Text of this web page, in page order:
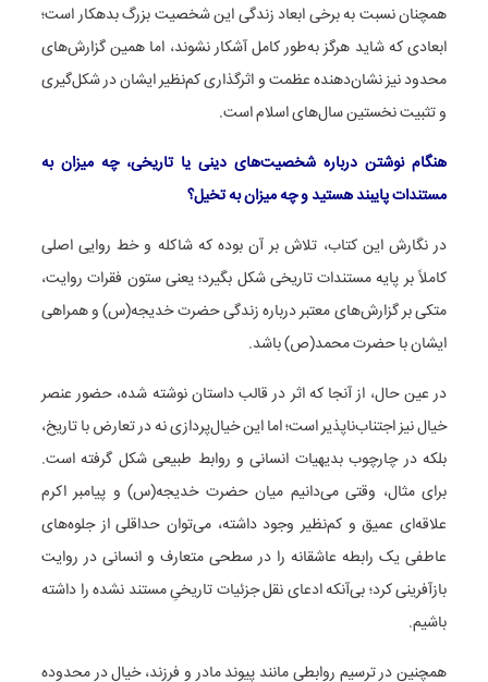
همچنان نسبت به برخی ابعاد زندگی این شخصیت بزرگ بدهکار است؛
ابعادی که شاید هرگز به‌طور کامل آشکار نشوند، اما همین گزارش‌های
محدود نیز نشان‌دهنده عظمت و اثرگذاری کم‌نظیر ایشان در شکل‌گیری
و تثبیت نخستین سال‌های اسلام است.
هنگام نوشتن درباره شخصیت‌های دینی یا تاریخی، چه میزان به
مستندات پایبند هستید و چه میزان به تخیل؟
در نگارش این کتاب، تلاش بر آن بوده که شاکله و خط روایی اصلی
کاملاً بر پایه مستندات تاریخی شکل بگیرد؛ یعنی ستون فقرات روایت،
متکی بر گزارش‌های معتبر درباره زندگی حضرت خدیجه(س) و همراهی
ایشان با حضرت محمد(ص) باشد.
در عین حال، از آنجا که اثر در قالب داستان نوشته شده، حضور عنصر
خیال نیز اجتناب‌ناپذیر است؛ اما این خیال‌پردازی نه در تعارض با تاریخ،
بلکه در چارچوب بدیهیات انسانی و روابط طبیعی شکل گرفته است.
برای مثال، وقتی می‌دانیم میان حضرت خدیجه(س) و پیامبر اکرم
علاقه‌ای عمیق و کم‌نظیر وجود داشته، می‌توان حداقلی از جلوه‌های
عاطفی یک رابطه عاشقانه را در سطحی متعارف و انسانی در روایت
بازآفرینی کرد؛ بی‌آنکه ادعای نقل جزئیات تاریخیِ مستند نشده را داشته
باشیم.
همچنین در ترسیم روابطی مانند پیوند مادر و فرزند، خیال در محدوده